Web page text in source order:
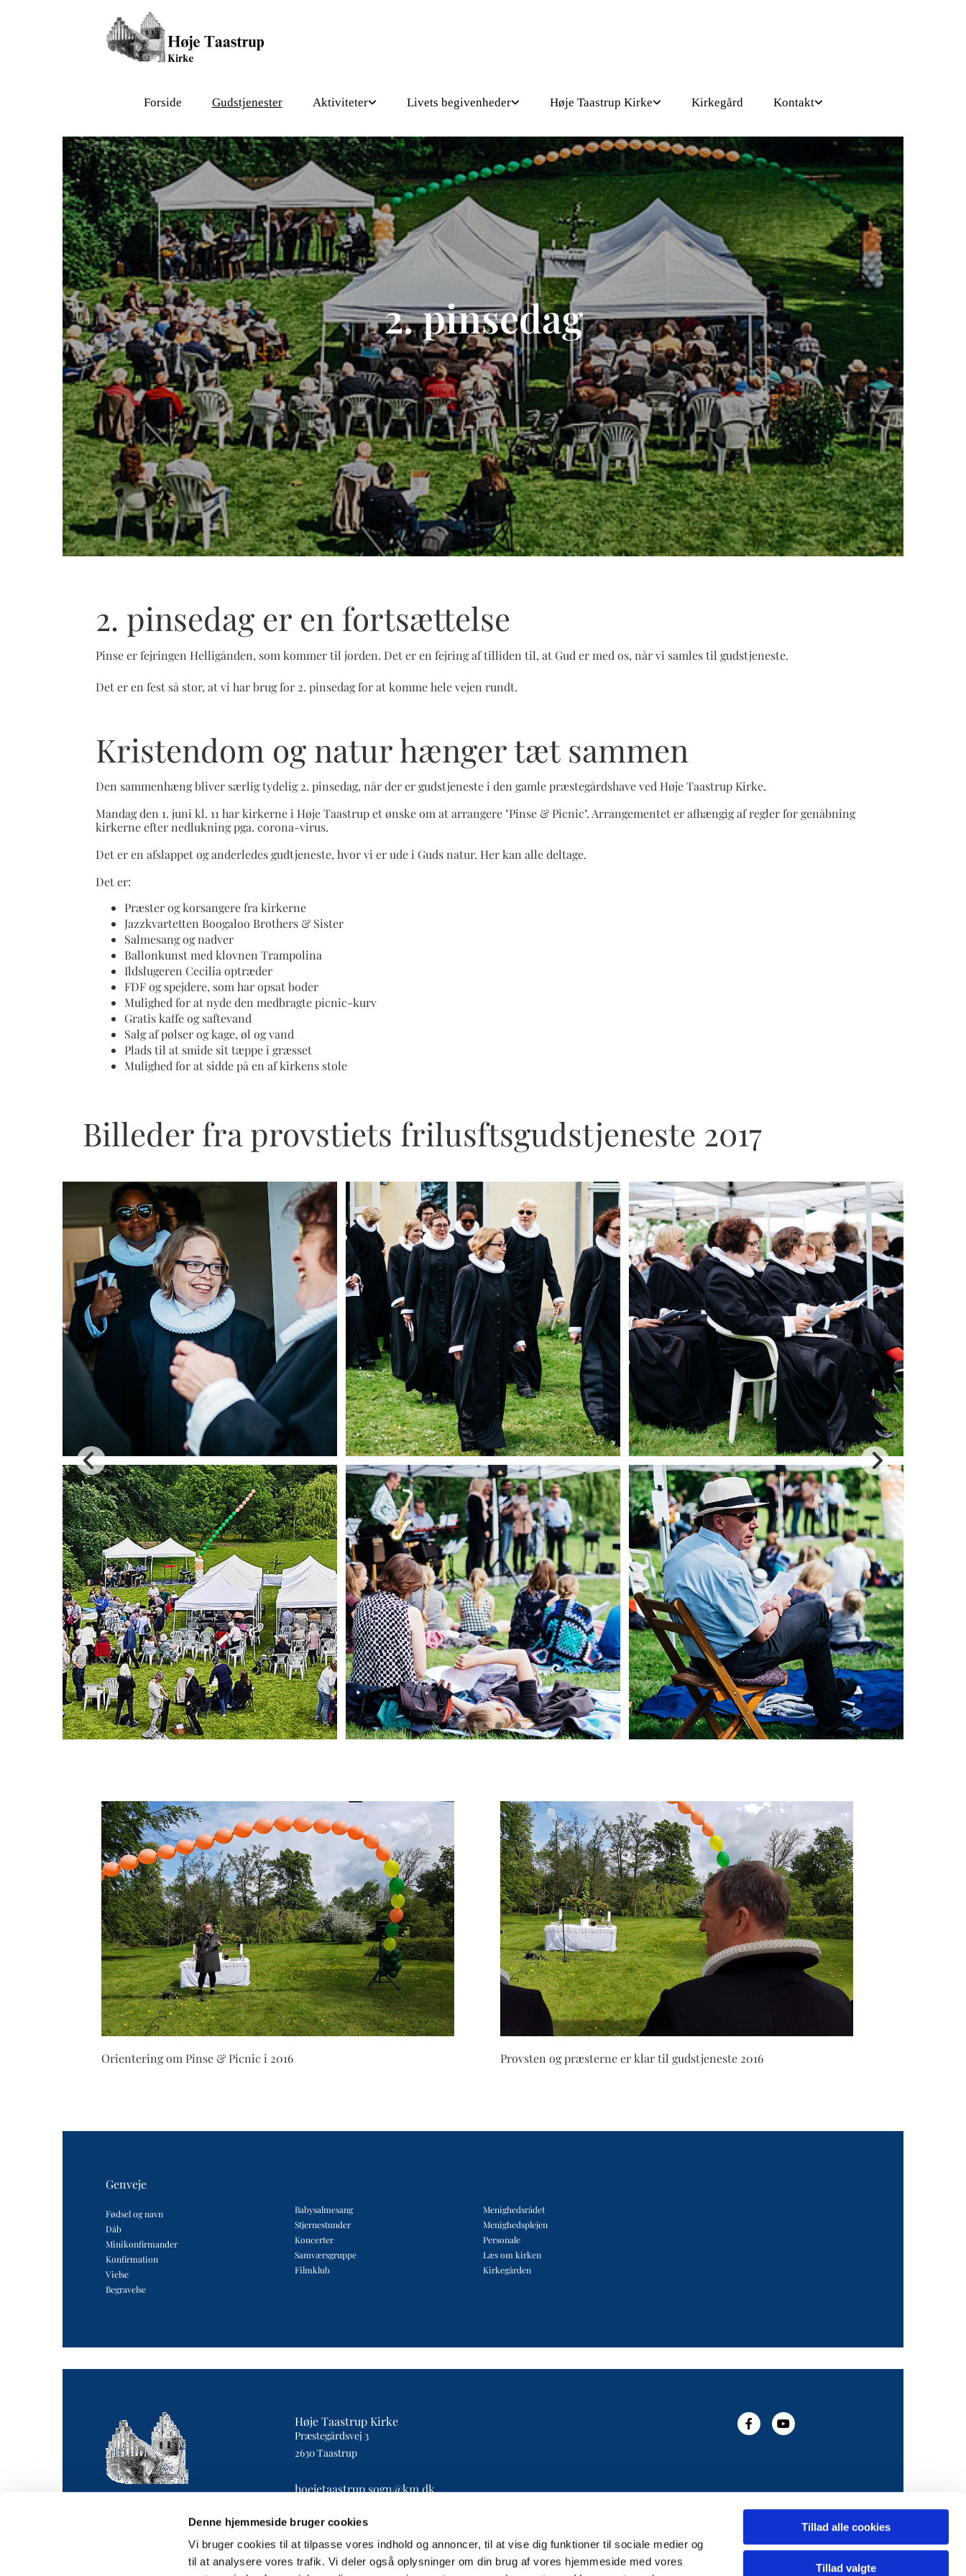
Denne hjemmeside bruger cookies
Vi bruger cookies til at tilpasse vores indhold og annoncer, til at vise dig funktioner til sociale medier og
til at analysere vores trafik. Vi deler også oplysninger om din brug af vores hjemmeside med vores
Tillad alle cookies
Tillad valgte
Forside Gudstjenester Aktiviteter Livets begivenheder Høje Taastrup Kirke Kirkegård Kontakt
2. pinsedag
2. pinsedag er en fortsættelse
Pinse er fejringen Helligånden, som kommer til jorden. Det er en fejring af tilliden til, at Gud er med os, når vi samles til gudstjeneste.
Det er en fest så stor, at vi har brug for 2. pinsedag for at komme hele vejen rundt.
Kristendom og natur hænger tæt sammen
Den sammenhæng bliver særlig tydelig 2. pinsedag, når der er gudstjeneste i den gamle præstegårdshave ved Høje Taastrup Kirke.
Mandag den 1. juni kl. 11 har kirkerne i Høje Taastrup et ønske om at arrangere "Pinse & Picnic". Arrangementet er afhængig af regler for genåbning
kirkerne efter nedlukning pga. corona-virus.
Det er en afslappet og anderledes gudtjeneste, hvor vi er ude i Guds natur. Her kan alle deltage.
Det er:
Præster og korsangere fra kirkerne
Jazzkvartetten Boogaloo Brothers & Sister
Salmesang og nadver
Ballonkunst med klovnen Trampolina
Ildslugeren Cecilia optræder
FDF og spejdere, som har opsat boder
Mulighed for at nyde den medbragte picnic-kurv
Gratis kaffe og saftevand
Salg af pølser og kage, øl og vand
Plads til at smide sit tæppe i græsset
Mulighed for at sidde på en af kirkens stole
Billeder fra provstiets frilusftsgudstjeneste 2017
Orientering om Pinse & Picnic i 2016 Provsten og præsterne er klar til gudstjeneste 2016
Genveje
Fødsel og navn
Dåb
Minikonfirmander
Konfirmation
Vielse
Begravelse
Babysalmesang
Stjernestunder
Koncerter
Samværsgruppe
Filmklub
Menighedsrådet
Menighedsplejen
Personale
Læs om kirken
Kirkegården
Høje Taastrup Kirke
Præstegårdsvej 3
2630 Taastrup
hoejetaastrup.sogn@km.dk